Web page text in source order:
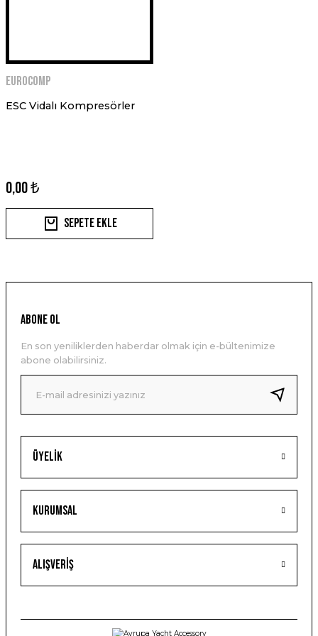
EUROCOMP
ESC Vidalı Kompresörler
0,00 ₺
Sepete Ekle
Üyelik
Kurumsal
Alışveriş
ABONE OL
En son yeniliklerden haberdar olmak için e-bültenimize
abone olabilirsiniz.